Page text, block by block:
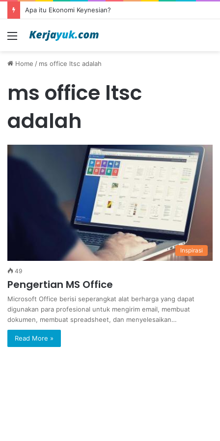
Apa itu Ekonomi Keynesian?
Menu
Home / ms office ltsc adalah
ms office ltsc
adalah
Inspirasi
49
Pengertian MS Office
Microsoft Office berisi seperangkat alat berharga yang dapat
digunakan para profesional untuk mengirim email, membuat
dokumen, membuat spreadsheet, dan menyelesaikan…
Read More »